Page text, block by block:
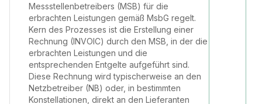
Messstellenbetreibers (MSB) für die
erbrachten Leistungen gemäß MsbG regelt.
Kern des Prozesses ist die Erstellung einer
Rechnung (INVOIC) durch den MSB, in der die
erbrachten Leistungen und die
entsprechenden Entgelte aufgeführt sind.
Diese Rechnung wird typischerweise an den
Netzbetreiber (NB) oder, in bestimmten
Konstellationen, direkt an den Lieferanten